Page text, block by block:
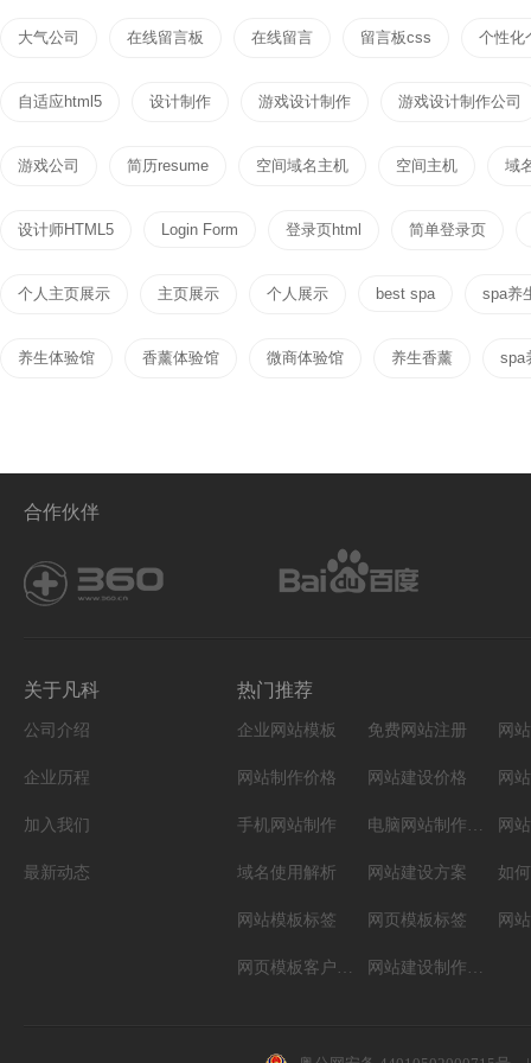
大气公司 在线留言板 在线留言 留言板css 个性化
自适应html5 设计制作 游戏设计制作 游戏设计制作公司
游戏公司 简历resume 空间域名主机 空间主机 域
设计师HTML5 Login Form 登录页html 简单登录页
个人主页展示 主页展示 个人展示 best spa spa养
养生体验馆 香薰体验馆 微商体验馆 养生香薰 spa
合作伙伴
关于凡科
公司介绍
企业历程
加入我们
最新动态
热门推荐
企业网站模板 免费网站注册 网
网站制作价格 网站建设价格 网
手机网站制作 电脑网站制作设计 网
域名使用解析 网站建设方案 如
网站模板标签 网页模板标签
网页模板客户案例 网站建设制作知识